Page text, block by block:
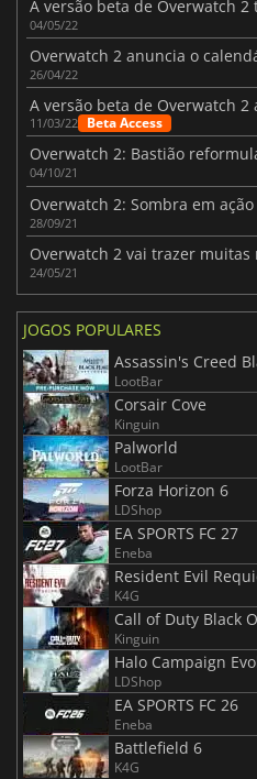
A versão beta de Overwatch 2
04/05/22
Overwatch 2 anuncia o
26/04/22
11/03/22 Beta Access
Overwatch 2: Bastião
04/10/21
Overwatch 2: Sombra em ação
28/09/21
Overwatch 2 vai trazer muitas
24/05/21
JOGOS POPULARES
Assassin's Creed
LootBar
Corsair Cove
Kinguin
Palworld
LootBar
Forza Horizon 6
LDShop
EA SPORTS FC 27
Eneba
Resident Evil
K4G
Call of Duty Black
Kinguin
Halo Campaign
LDShop
EA SPORTS FC 26
Eneba
Battlefield 6
K4G